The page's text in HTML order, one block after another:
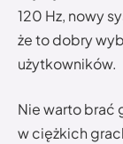
120 Hz, nowy
że to dobry
użytkowników.
Nie warto brać
w ciężkich